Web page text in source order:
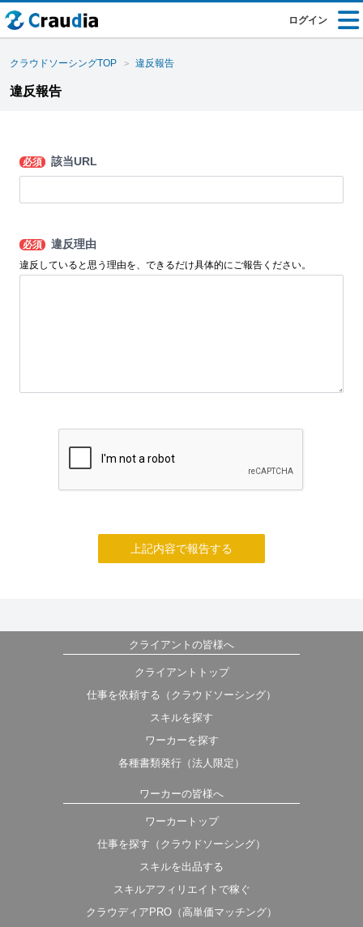
ログイン
クラウドソーシングTOP 違反報告
違反報告
必須 該当URL
必須 違反理由
違反していると思う理由を、できるだけ具体的にご報告ください。
上記内容で報告する
クライアントの皆様へ
クライアントトップ
仕事を依頼する（クラウドソーシング）
スキルを探す
ワーカーを探す
各種書類発行（法人限定）
ワーカーの皆様へ
ワーカートップ
仕事を探す（クラウドソーシング）
スキルを出品する
スキルアフィリエイトで稼ぐ
クラウディアPRO（高単価マッチング）